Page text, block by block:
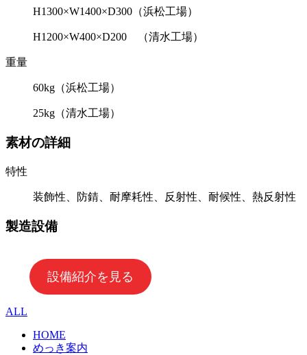
H1300×W1400×D300（浜松工場）
H1200×W400×D200 （清水工場）
重量
60kg（浜松工場）
25kg（清水工場）
素材の詳細
特性
装飾性、防錆、耐摩耗性、反射性、耐候性、熱反射性
製造設備
設備紹介を見る
ALL
HOME
めっき案内